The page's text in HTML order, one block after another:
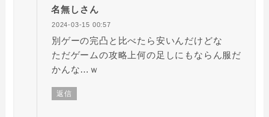
名無しさん
2024-03-15 00:57
別ゲーの完凸と比べたら安いんだけどな
ただゲームの攻略上何の足しにもならん服だ
かんな…ｗ
返信